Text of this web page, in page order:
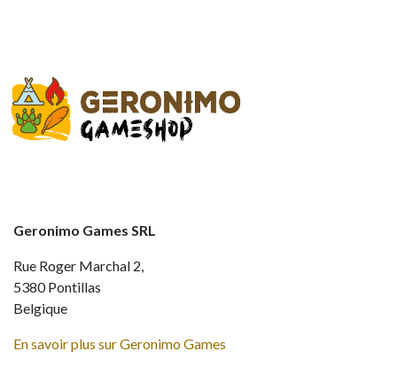
Geronimo Games SRL
Rue Roger Marchal 2,
5380 Pontillas
Belgique
En savoir plus sur Geronimo Games